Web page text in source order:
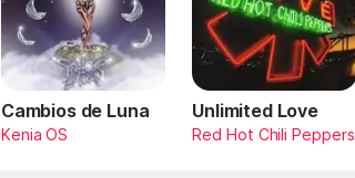
Cambios de Luna
Kenia OS
Unlimited Love
Red Hot Chili Peppers